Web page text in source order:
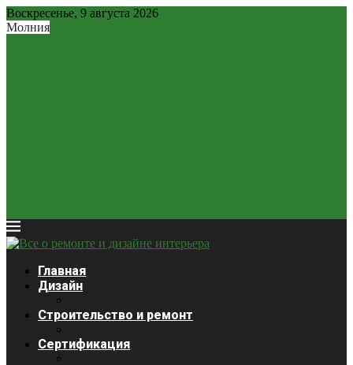
Воскресенье, 9 августа 2026
Молния
Главная
Дизайн
Строительство и ремонт
Сертификация